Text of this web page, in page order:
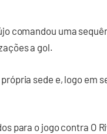
comandou uma
a gol.
sede e, logo em
para o jogo contra O